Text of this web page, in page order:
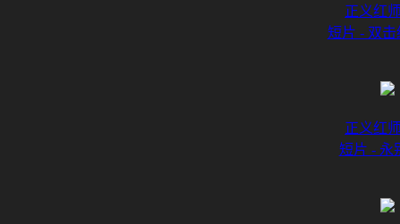
正义红
短片 - 双击
正义红
短片 - 永